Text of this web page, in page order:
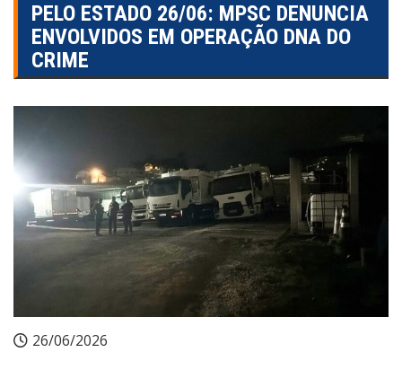
PELO ESTADO 26/06: MPSC DENUNCIA
ENVOLVIDOS EM OPERAÇÃO DNA DO
CRIME
26/06/2026